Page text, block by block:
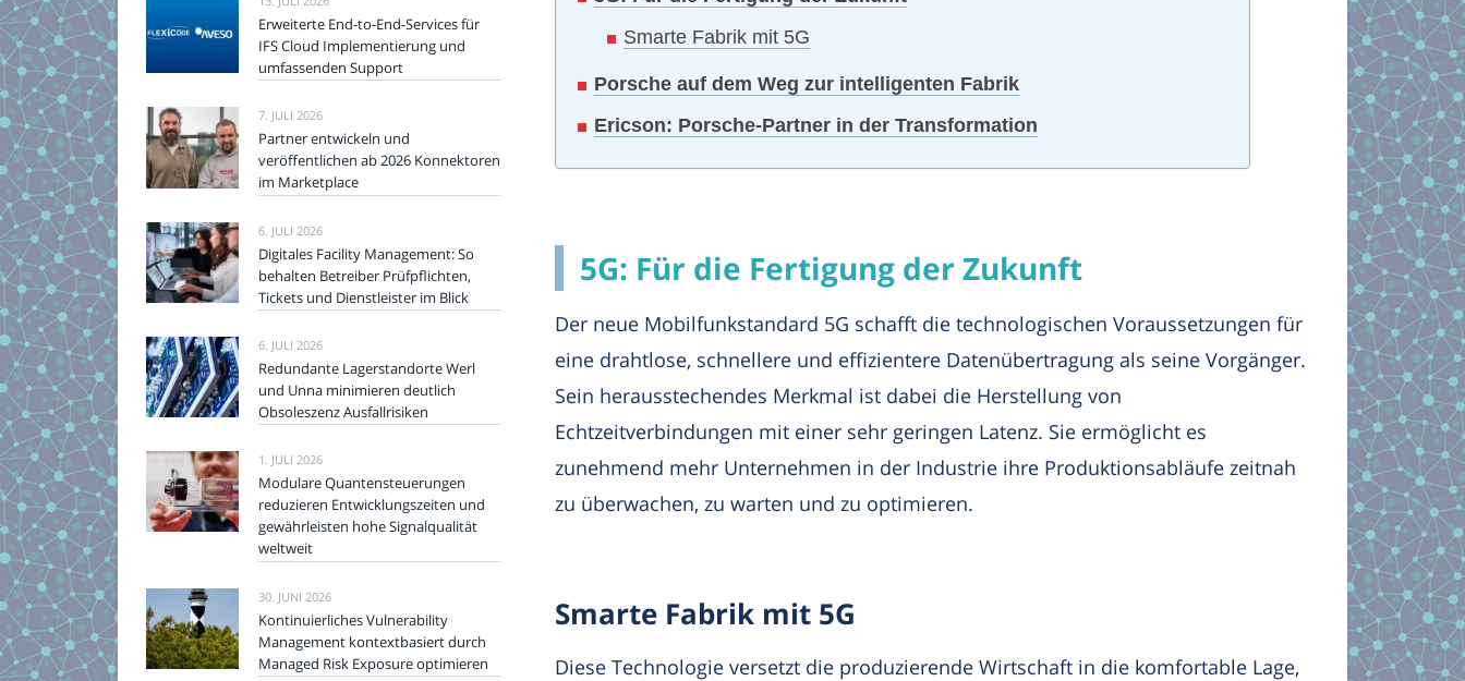
Smarte Fabrik mit 5G
Porsche auf dem Weg zur intelligenten Fabrik
Ericson: Porsche-Partner in der Transformation
5G: Für die Fertigung der Zukunft
Der neue Mobilfunkstandard 5G schafft die technologischen Voraussetzungen für
eine drahtlose, schnellere und effizientere Datenübertragung als seine Vorgänger.
Sein herausstechendes Merkmal ist dabei die Herstellung von
Echtzeitverbindungen mit einer sehr geringen Latenz. Sie ermöglicht es
zunehmend mehr Unternehmen in der Industrie ihre Produktionsabläufe zeitnah
zu überwachen, zu warten und zu optimieren.
Smarte Fabrik mit 5G
Diese Technologie versetzt die produzierende Wirtschaft in die komfortable Lage,
Erweiterte End-to-End-Services für
IFS Cloud Implementierung und
umfassenden Support
7. JULI 2026
Partner entwickeln und
veröffentlichen ab 2026 Konnektoren
im Marketplace
6. JULI 2026
Digitales Facility Management: So
behalten Betreiber Prüfpflichten,
Tickets und Dienstleister im Blick
6. JULI 2026
Redundante Lagerstandorte Werl
und Unna minimieren deutlich
Obsoleszenz Ausfallrisiken
1. JULI 2026
Modulare Quantensteuerungen
reduzieren Entwicklungszeiten und
gewährleisten hohe Signalqualität
weltweit
30. JUNI 2026
Kontinuierliches Vulnerability
Management kontextbasiert durch
Managed Risk Exposure optimieren